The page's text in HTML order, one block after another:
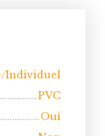
Individuel
PVC
Oui